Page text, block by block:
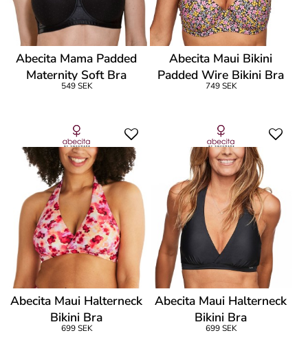
Abecita Mama Padded
Maternity Soft Bra
549 SEK
Abecita Maui Bikini
Padded Wire Bikini Bra
749 SEK
Abecita Maui Halterneck
Bikini Bra
699 SEK
Abecita Maui Halterneck
Bikini Bra
699 SEK